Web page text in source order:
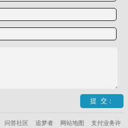
问答社区 追梦者 网站地图
支付业务许